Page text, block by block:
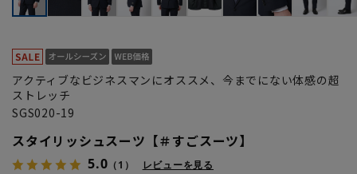
アクティブなビジネスマンにオススメ、今までにない体感の超
ストレッチ
SGS020-19
スタイリッシュスーツ【＃すごスーツ】
5.0 （1） レビューを見る